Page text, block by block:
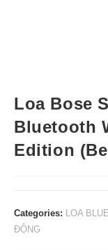
Loa Bose
Bluetooth
Edition
Categories: LOA
ĐỘNG